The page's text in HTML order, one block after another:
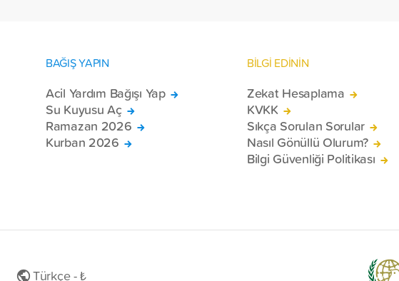
BAĞIŞ YAPIN
Acil Yardım Bağışı Yap
Su Kuyusu Aç
Ramazan 2026
Kurban 2026
BİLGİ EDİNİN
Zekat Hesaplama
KVKK
Sıkça Sorulan Sorular
Nasıl Gönüllü Olurum?
Bilgi Güvenliği Politikası
Türkçe - ₺